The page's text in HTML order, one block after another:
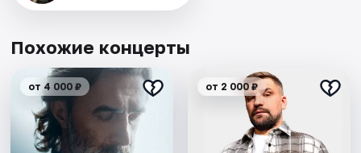
Похожие концерты
от 4 000 ₽ от 2 000 ₽